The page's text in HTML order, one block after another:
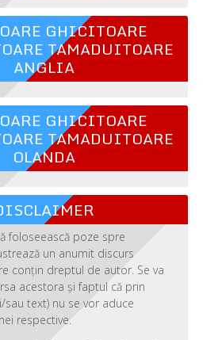
GHICITOARE
TAMADUITOARE
ANGLIA
GHICITOARE
TAMADUITOARE
OLANDA
foloseească poze spre
un anumit discurs
conțin dreptul de autor. Se va
acestora și faptul că prin
text) nu se vor aduce
respective.